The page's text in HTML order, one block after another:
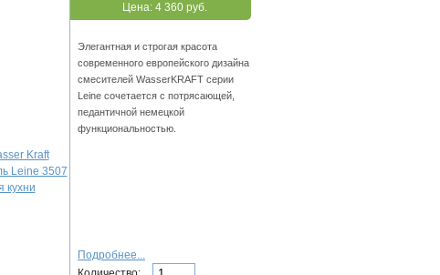
Цена: 4 360 руб.
Элегантная и строгая красота
современного европейского дизайна
смесителей WasserKRAFT серии
Leine сочетается с потрясающей,
педантичной немецкой
функциональностью.
Подробнее...